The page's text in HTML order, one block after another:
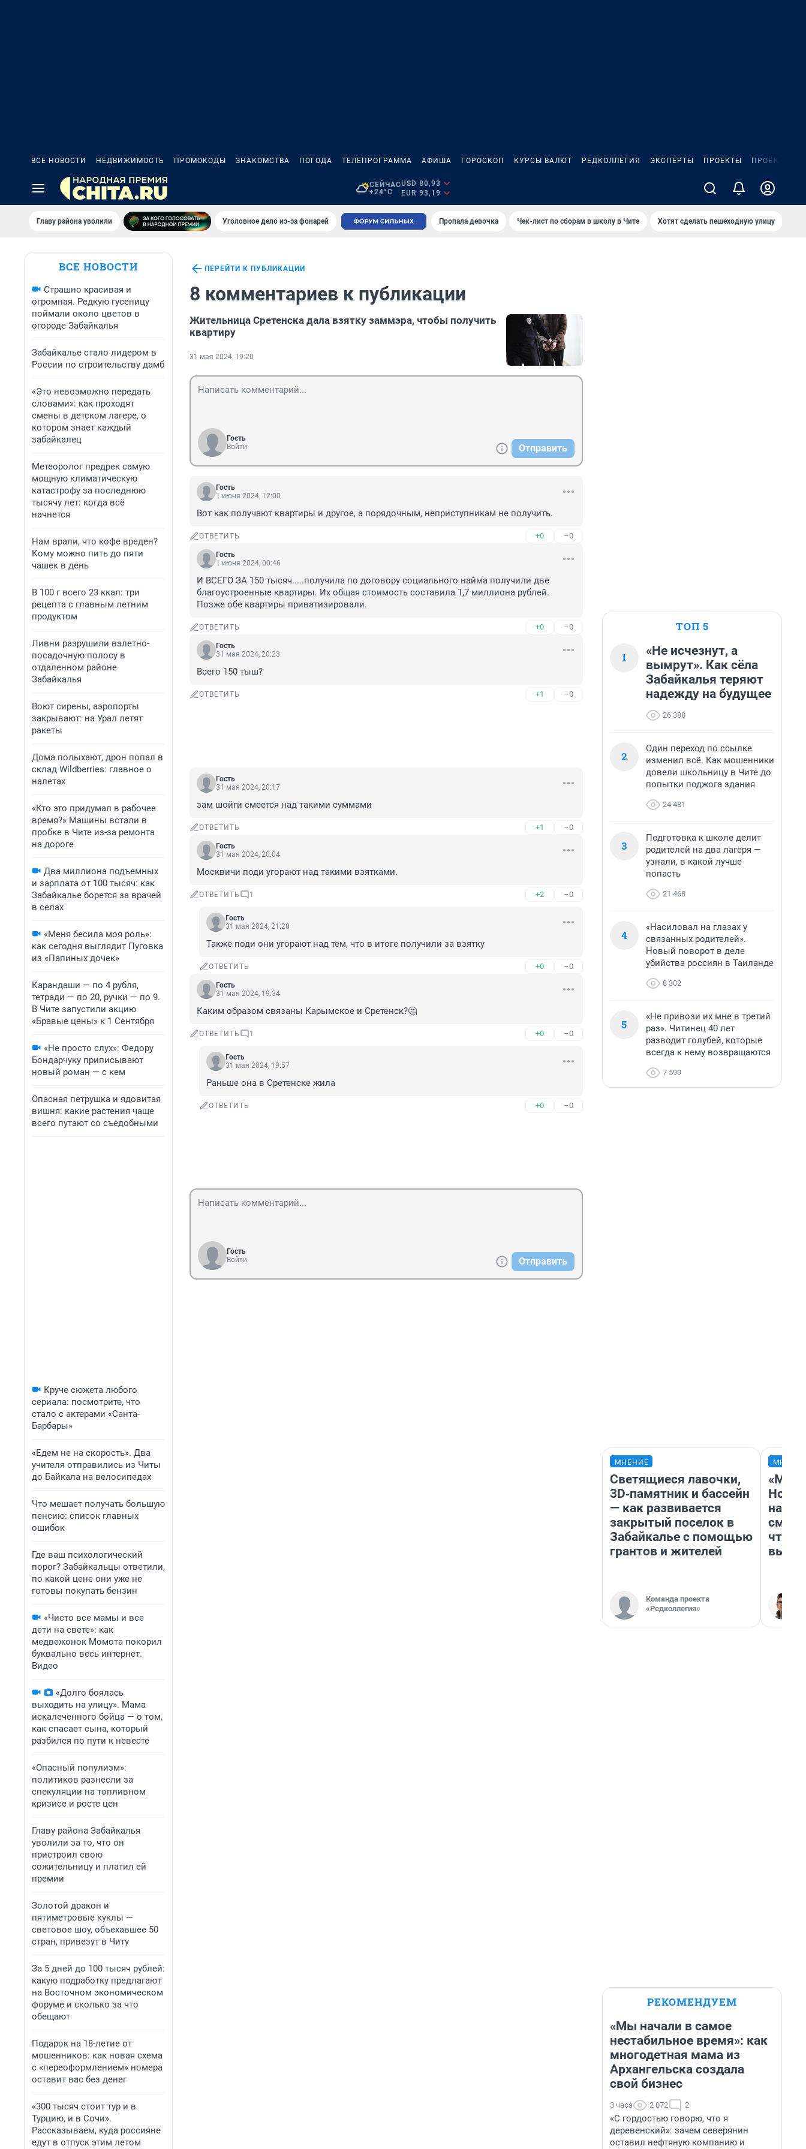
ВСЕ НОВОСТИ НЕДВИЖИМОСТЬ ПРОМОКОДЫ ЗНАКОМСТВА ПОГОДА ТЕЛЕПРОГРАММА АФИША ГОРОСКОП КУРСЫ ВАЛЮТ РЕДКОЛЛЕГИЯ ЭКСПЕРТЫ ПРОЕКТЫ ПРОБКИ
СЕЙЧАС
+24°C
USD 80,93
EUR 93,19
Главу района уволили Уголовное дело из-за фонарей Пропала девочка Чек-лист по сборам в школу в Чите Хотят сделать пешеходную улицу
ВСЕ НОВОСТИ
Страшно красивая и
огромная. Редкую гусеницу
поймали около цветов в
огороде Забайкалья
Забайкалье стало лидером в
России по строительству дамб
«Это невозможно передать
словами»: как проходят
смены в детском лагере, о
котором знает каждый
забайкалец
Метеоролог предрек самую
мощную климатическую
катастрофу за последнюю
тысячу лет: когда всё
начнется
Нам врали, что кофе вреден?
Кому можно пить до пяти
чашек в день
В 100 г всего 23 ккал: три
рецепта с главным летним
продуктом
Ливни разрушили взлетно-
посадочную полосу в
отдаленном районе
Забайкалья
Воют сирены, аэропорты
закрывают: на Урал летят
ракеты
Дома полыхают, дрон попал в
склад Wildberries: главное о
налетах
«Кто это придумал в рабочее
время?» Машины встали в
пробке в Чите из-за ремонта
на дороге
Два миллиона подъемных
и зарплата от 100 тысяч: как
Забайкалье борется за врачей
в селах
«Меня бесила моя роль»:
как сегодня выглядит Пуговка
из «Папиных дочек»
Карандаши — по 4 рубля,
тетради — по 20, ручки — по 9.
В Чите запустили акцию
«Бравые цены» к 1 Сентября
«Не просто слух»: Федору
Бондарчуку приписывают
новый роман — с кем
Опасная петрушка и ядовитая
вишня: какие растения чаще
всего путают со съедобными
Круче сюжета любого
сериала: посмотрите, что
стало с актерами «Санта-
Барбары»
«Едем не на скорость». Два
учителя отправились из Читы
до Байкала на велосипедах
Что мешает получать большую
пенсию: список главных
ошибок
Где ваш психологический
порог? Забайкальцы ответили,
по какой цене они уже не
готовы покупать бензин
«Чисто все мамы и все
дети на свете»: как
медвежонок Момота покорил
буквально весь интернет.
Видео
«Долго боялась
выходить на улицу». Мама
искалеченного бойца — о том,
как спасает сына, который
разбился по пути к невесте
«Опасный популизм»:
политиков разнесли за
спекуляции на топливном
кризисе и росте цен
Главу района Забайкалья
уволили за то, что он
пристроил свою
сожительницу и платил ей
премии
Золотой дракон и
пятиметровые куклы —
световое шоу, объехавшее 50
стран, привезут в Читу
За 5 дней до 100 тысяч рублей:
какую подработку предлагают
на Восточном экономическом
форуме и сколько за что
обещают
Подарок на 18-летие от
мошенников: как новая схема
с «переоформлением» номера
оставит вас без денег
«300 тысяч стоит тур и в
Турцию, и в Сочи».
Рассказываем, куда россияне
едут в отпуск этим летом
ПЕРЕЙТИ К ПУБЛИКАЦИИ
8 комментариев к публикации
Жительница Сретенска дала взятку заммэра, чтобы получить
квартиру
31 мая 2024, 19:20
Гость
Войти
Отправить
Гость
1 июня 2024, 12:00
Вот как получают квартиры и другое, а порядочным, неприступникам не получить.
ОТВЕТИТЬ +0 –0
Гость
1 июня 2024, 00:46
И ВСЕГО ЗА 150 тысяч.....получила по договору социального найма получили две
благоустроенные квартиры. Их общая стоимость составила 1,7 миллиона рублей.
Позже обе квартиры приватизировали.
ОТВЕТИТЬ +0 –0
Гость
31 мая 2024, 20:23
Всего 150 тыш?
ОТВЕТИТЬ +1 –0
Гость
31 мая 2024, 20:17
зам шойги смеется над такими суммами
ОТВЕТИТЬ +1 –0
Гость
31 мая 2024, 20:04
Москвичи поди угорают над такими взятками.
ОТВЕТИТЬ 1 +2 –0
Гость
31 мая 2024, 21:28
Также поди они угорают над тем, что в итоге получили за взятку
ОТВЕТИТЬ +0 –0
Гость
31 мая 2024, 19:34
Каким образом связаны Карымское и Сретенск?🤔
ОТВЕТИТЬ 1 +0 –0
Гость
31 мая 2024, 19:57
Раньше она в Сретенске жила
ОТВЕТИТЬ +0 –0
Гость
Войти
Отправить
ТОП 5
1
«Не исчезнут, а
вымрут». Как сёла
Забайкалья теряют
надежду на будущее
26 388
2
Один переход по ссылке
изменил всё. Как мошенники
довели школьницу в Чите до
попытки поджога здания
24 481
3
Подготовка к школе делит
родителей на два лагеря —
узнали, в какой лучше
попасть
21 468
4
«Насиловал на глазах у
связанных родителей».
Новый поворот в деле
убийства россиян в Таиланде
8 302
5
«Не привози их мне в третий
раз». Читинец 40 лет
разводит голубей, которые
всегда к нему возвращаются
7 599
МНЕНИЕ
Светящиеся лавочки,
3D‑памятник и бассейн
— как развивается
закрытый поселок в
Забайкалье с помощью
грантов и жителей
Команда проекта
«Редколлегия»
«Мы
РЕКОМЕНДУЕМ
«Мы начали в самое
нестабильное время»: как
многодетная мама из
Архангельска создала
свой бизнес
3 часа 2 072 2
«С гордостью говорю, что я
деревенский»: зачем северянин
оставил нефтяную компанию и